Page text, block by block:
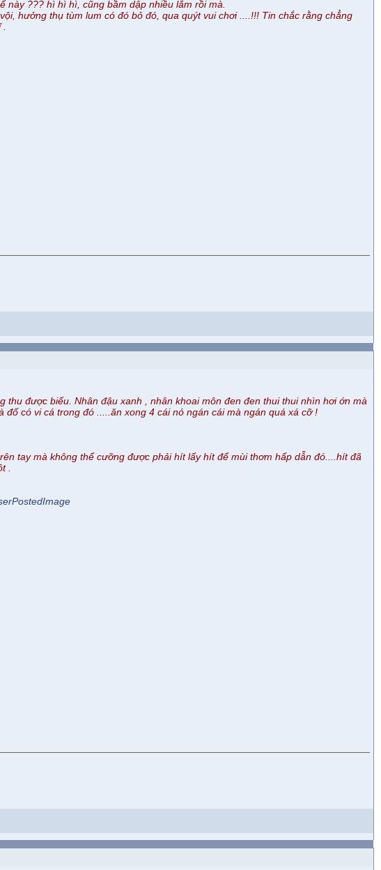
??? hì hì hì, cũng bầm dập nhiều lắm rồi mà.
hưởng thụ tùm lum có đó bỏ đó, qua quýt vui chơi ....!!! Tin chắc rằng chẳng
được biếu. Nhân đậu xanh , nhân khoai môn đen đen thui thui nhìn hơi ớn mà
có vi cá trong đó .....ăn xong 4 cái nó ngán cái mà ngán quá xá cỡ !
tay mà không thể cưỡng được phải hít lấy hít để mùi thơm hấp dẫn đó....hít đã
.